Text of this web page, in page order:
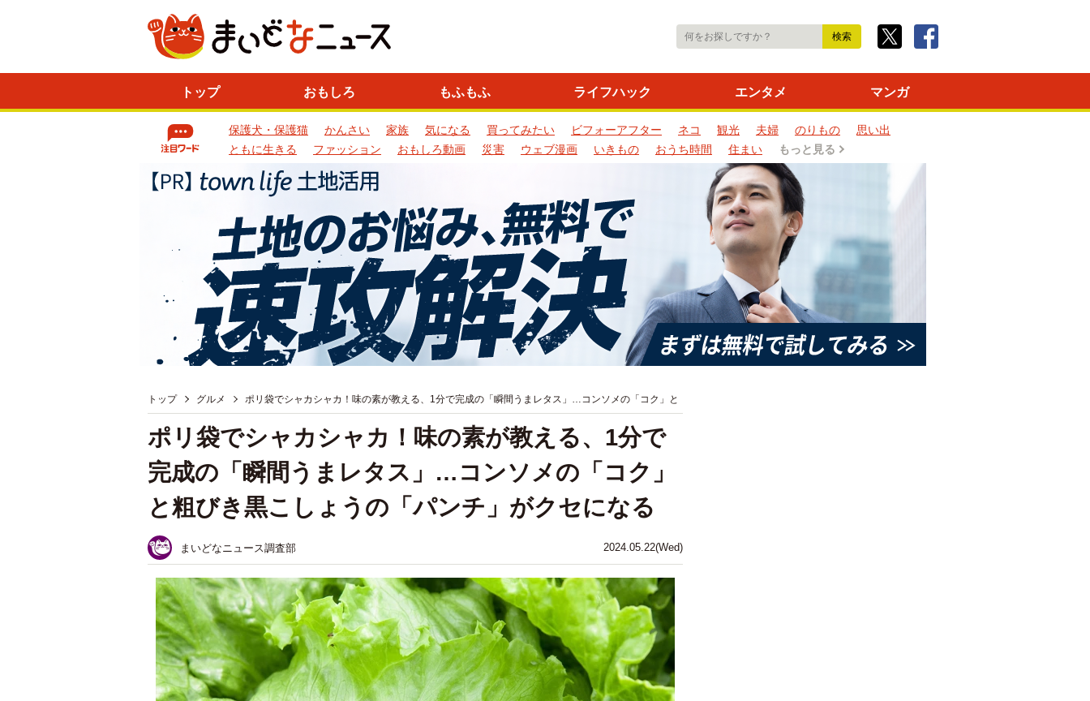
トップ おもしろ もふもふ ライフハック エンタメ マンガ
保護犬・保護猫 かんさい 家族 気になる 買ってみたい ビフォーアフター ネコ 観光 夫婦 のりもの
思い出
ともに生きる
ファッション おもしろ動画 災害 ウェブ漫画 いきもの おうち時間 住まい もっと見る
トップ グルメ ポリ袋でシャカシャカ！味の素が教える、1分で完成の「瞬間うまレタス」…コンソメの「コク」と
2024.05.22(Wed)
ポリ袋でシャカシャカ！味の素が教える、1分で
完成の「瞬間うまレタス」…コンソメの「コク」
と粗びき黒こしょうの「パンチ」がクセになる
まいどなニュース調査部